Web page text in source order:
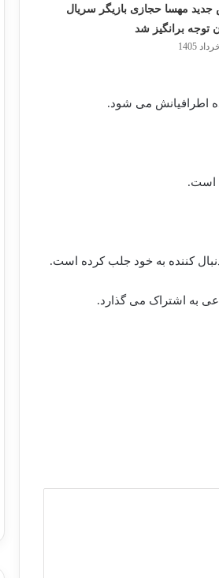
مهسا حجازی بازیگر سریال
توجه برانگیز شد
اطرافیانش می شود.
است.
به اشتراک می گذارد.